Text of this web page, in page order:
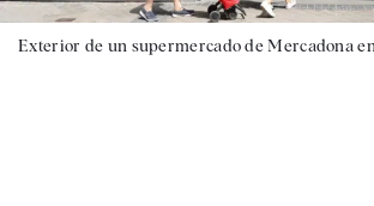
Exterior de un supermercado de Mercadona